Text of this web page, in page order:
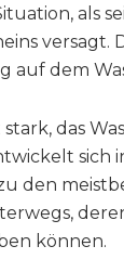
als
auf dem
das
sich
den
können.